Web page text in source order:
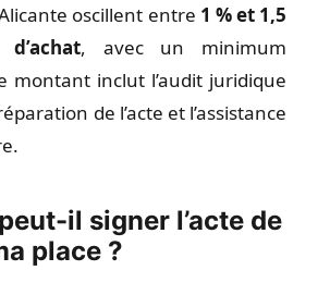
oscillent entre 1 % et 1,5
, avec un minimum
montant inclut l’audit juridique
de l’acte et l’assistance
il signer l’acte de
place ?